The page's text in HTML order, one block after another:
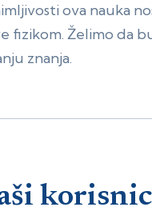
ova nauka
fizikom. Želimo da
znanja.